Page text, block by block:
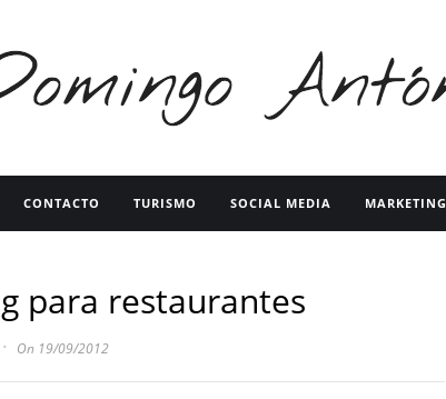
CONTACTO TURISMO SOCIAL MEDIA MARKETING
para restaurantes
· On 19/09/2012